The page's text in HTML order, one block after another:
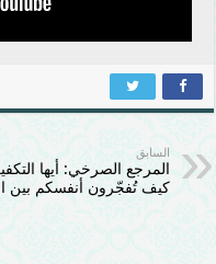
السابق
المرجع الصرخي: أيها
كيف تُفجّرون أنفسكم بين